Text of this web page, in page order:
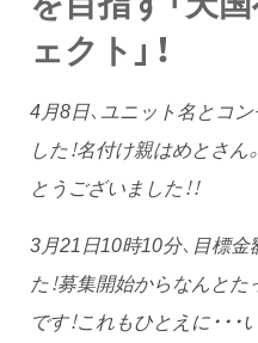
ェクト」！
4月8日、ユニット名とコ
した！名付け親はめとさ
とうございました！！
3月21日10時10分、目標
た！募集開始からなんと
です！これもひとえに・・